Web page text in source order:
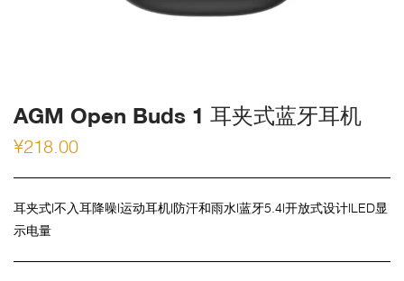
AGM Open Buds 1 耳夹式蓝牙耳机
¥218.00
耳夹式|不入耳降噪|运动耳机|防汗和雨水|蓝牙5.4|开放式设计|LED显
示电量